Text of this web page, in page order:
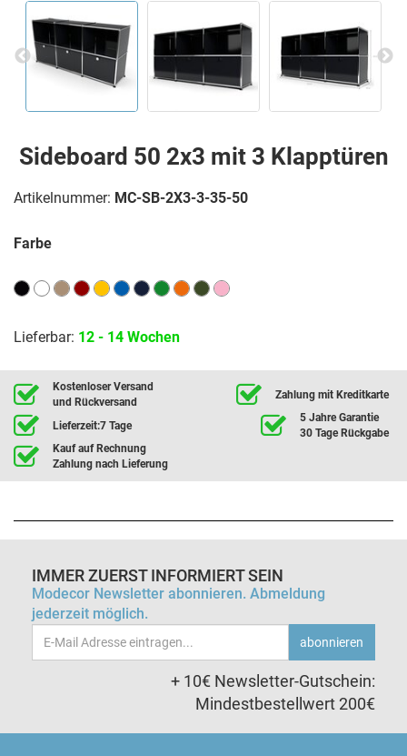
Sideboard 50 2x3 mit 3 Klapptüren
Artikelnummer: MC-SB-2X3-3-35-50
Farbe
Lieferbar: 12 - 14 Wochen
Kostenloser Versand
und Rückversand
Zahlung mit Kreditkarte
Lieferzeit:7 Tage
5 Jahre Garantie
30 Tage Rückgabe
Kauf auf Rechnung
Zahlung nach Lieferung
IMMER ZUERST INFORMIERT SEIN
Modecor Newsletter abonnieren. Abmeldung
jederzeit möglich.
Email-
Adresse
abonnieren
+ 10€ Newsletter-Gutschein:
Mindestbestellwert 200€